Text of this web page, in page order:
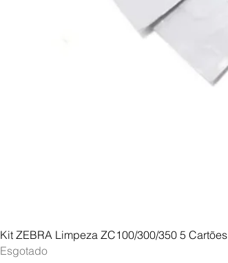
Kit ZEBRA Limpeza ZC100/300/350 5 Cartões
Esgotado